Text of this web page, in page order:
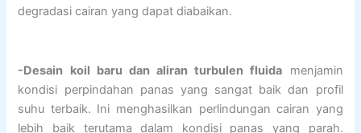
degradasi cairan yang dapat diabaikan.
-Desain koil baru dan aliran turbulen fluida menjamin
kondisi perpindahan panas yang sangat baik dan profil
suhu terbaik. Ini menghasilkan perlindungan cairan yang
lebih baik terutama dalam kondisi panas yang parah.